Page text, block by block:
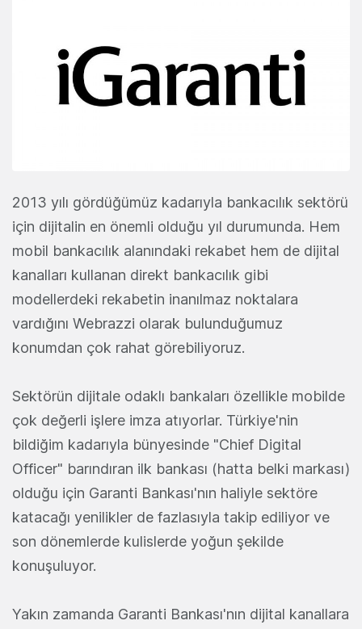
2013 yılı gördüğümüz kadarıyla bankacılık sektörü
için dijitalin en önemli olduğu yıl durumunda. Hem
mobil bankacılık alanındaki rekabet hem de dijital
kanalları kullanan direkt bankacılık gibi
modellerdeki rekabetin inanılmaz noktalara
vardığını Webrazzi olarak bulunduğumuz
konumdan çok rahat görebiliyoruz.
Sektörün dijitale odaklı bankaları özellikle mobilde
çok değerli işlere imza atıyorlar. Türkiye'nin
bildiğim kadarıyla bünyesinde "Chief Digital
Officer" barındıran ilk bankası (hatta belki markası)
olduğu için Garanti Bankası'nın haliyle sektöre
katacağı yenilikler de fazlasıyla takip ediliyor ve
son dönemlerde kulislerde yoğun şekilde
konuşuluyor.
Yakın zamanda Garanti Bankası'nın dijital kanallara